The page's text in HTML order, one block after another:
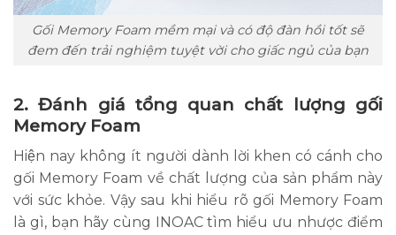
Gối Memory Foam mềm mại và có độ đàn hồi tốt sẽ
đem đến trải nghiệm tuyệt vời cho giấc ngủ của bạn
2. Đánh giá tổng quan chất lượng gối
Memory Foam
Hiện nay không ít người dành lời khen có cánh cho
gối Memory Foam về chất lượng của sản phẩm này
với sức khỏe. Vậy sau khi hiểu rõ gối Memory Foam
là gì, bạn hãy cùng INOAC tìm hiểu ưu nhược điểm